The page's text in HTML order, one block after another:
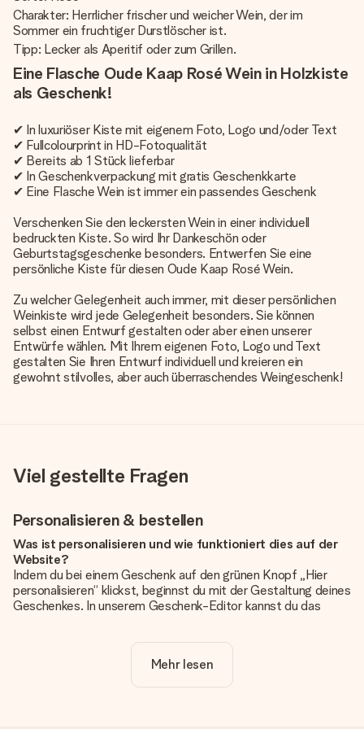
Charakter: Herrlicher frischer und weicher Wein, der im
Sommer ein fruchtiger Durstlöscher ist.
Tipp: Lecker als Aperitif oder zum Grillen.
Eine Flasche Oude Kaap Rosé Wein in Holzkiste
als Geschenk!
✔ In luxuriöser Kiste mit eigenem Foto, Logo und/oder Text
✔ Fullcolourprint in HD-Fotoqualität
✔ Bereits ab 1 Stück lieferbar
✔ In Geschenkverpackung mit gratis Geschenkkarte
✔ Eine Flasche Wein ist immer ein passendes Geschenk
Verschenken Sie den leckersten Wein in einer individuell
bedruckten Kiste. So wird Ihr Dankeschön oder
Geburtstagsgeschenke besonders. Entwerfen Sie eine
persönliche Kiste für diesen Oude Kaap Rosé Wein.
Zu welcher Gelegenheit auch immer, mit dieser persönlichen
Weinkiste wird jede Gelegenheit besonders. Sie können
selbst einen Entwurf gestalten oder aber einen unserer
Entwürfe wählen. Mit Ihrem eigenen Foto, Logo und Text
gestalten Sie Ihren Entwurf individuell und kreieren ein
gewohnt stilvolles, aber auch überraschendes Weingeschenk!
Viel gestellte Fragen
Personalisieren & bestellen
Was ist personalisieren und wie funktioniert dies auf der
Website?
Indem du bei einem Geschenk auf den grünen Knopf „Hier
personalisieren“ klickst, beginnst du mit der Gestaltung deines
Geschenkes. In unserem Geschenk-Editor kannst du das
noch eines unserer angebotenen Designs, um deinem
Geschenk die perfekte Ausstrahlung zu verleihen.
Mehr lesen